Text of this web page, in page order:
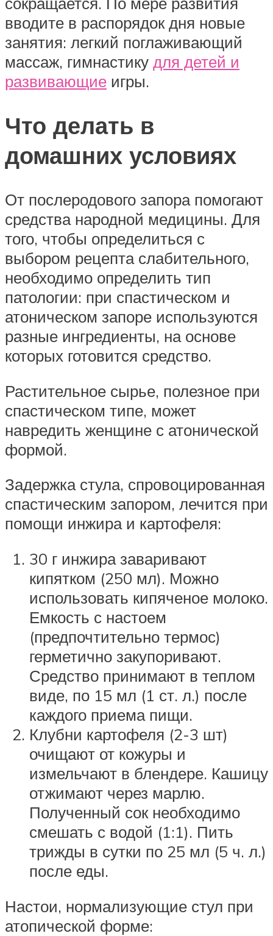
вводите в распорядок дня новые
занятия: легкий поглаживающий
массаж, гимнастику для детей и
развивающие игры.
Что делать в
домашних условиях
От послеродового запора помогают
средства народной медицины. Для
того, чтобы определиться с
выбором рецепта слабительного,
необходимо определить тип
патологии: при спастическом и
атоническом запоре используются
разные ингредиенты, на основе
которых готовится средство.
Растительное сырье, полезное при
спастическом типе, может
навредить женщине с атонической
формой.
Задержка стула, спровоцированная
спастическим запором, лечится при
помощи инжира и картофеля:
30 г инжира заваривают
кипятком (250 мл). Можно
использовать кипяченое молоко.
Емкость с настоем
(предпочтительно термос)
герметично закупоривают.
Средство принимают в теплом
виде, по 15 мл (1 ст. л.) после
каждого приема пищи.
Клубни картофеля (2-3 шт)
очищают от кожуры и
измельчают в блендере. Кашицу
отжимают через марлю.
Полученный сок необходимо
смешать с водой (1:1). Пить
трижды в сутки по 25 мл (5 ч. л.)
после еды.
Настои, нормализующие стул при
атопической форме: